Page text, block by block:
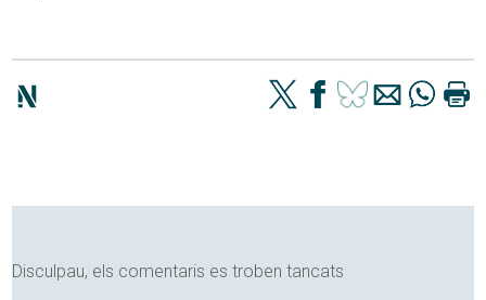
Disculpau, els comentaris es troben tancats